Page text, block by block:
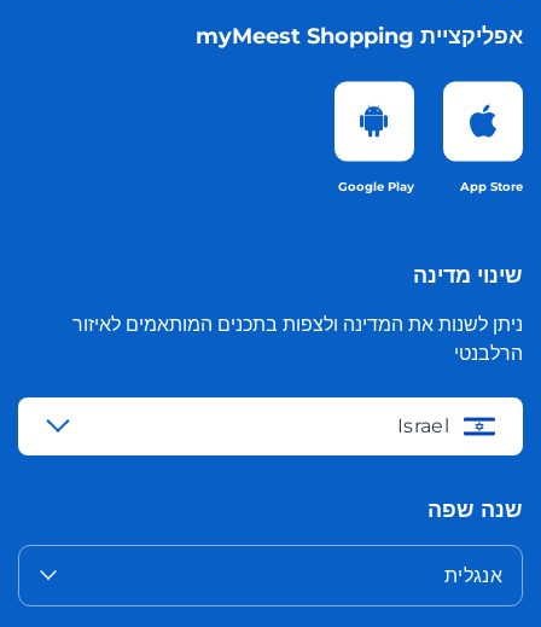
אפליקציית myMeest Shopping
App Store
Google Play
שינוי מדינה
ניתן לשנות את המדינה ולצפות בתכנים המותאמים לאיזור
הרלבנטי
Israel
שנה שפה
אנגלית